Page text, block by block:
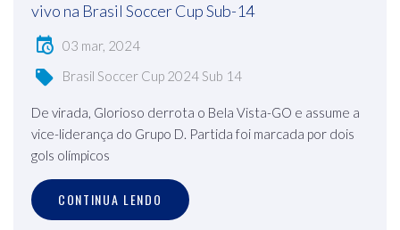
vivo na Brasil Soccer Cup Sub-14
03 mar, 2024
Brasil Soccer Cup 2024 Sub 14
De virada, Glorioso derrota o Bela Vista-GO e assume a
vice-liderança do Grupo D. Partida foi marcada por dois
gols olímpicos
CONTINUA LENDO